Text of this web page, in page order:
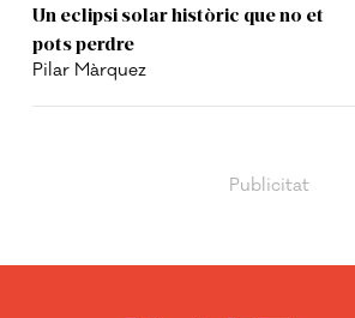
Un eclipsi solar històric que no et
pots perdre
Pilar Màrquez